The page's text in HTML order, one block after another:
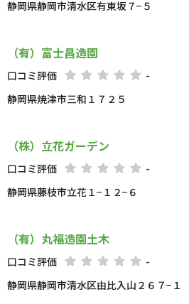
静岡県静岡市清水区有東坂７−５
（有）富士昌造園
口コミ評価
-
静岡県焼津市三和１７２５
（株）立花ガーデン
口コミ評価
-
静岡県藤枝市立花１−１２−６
（有）丸福造園土木
口コミ評価
-
静岡県静岡市清水区由比入山２６７−１